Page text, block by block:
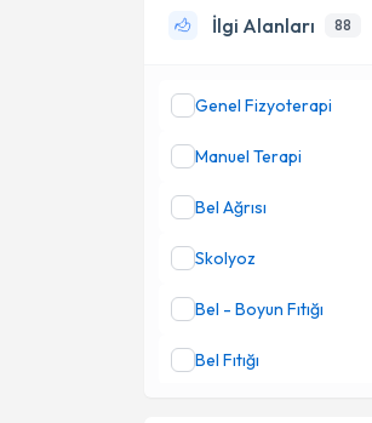
İlgi Alanları 88
Genel Fizyoterapi
Manuel Terapi
Bel Ağrısı
Skolyoz
Bel - Boyun Fıtığı
Bel Fıtığı